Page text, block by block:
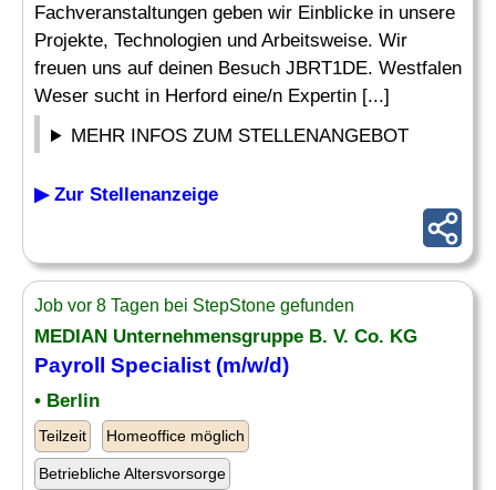
Fachveranstaltungen geben wir Einblicke in unsere
Projekte, Technologien und Arbeitsweise. Wir
freuen uns auf deinen Besuch JBRT1DE. Westfalen
Weser sucht in Herford eine/n Expertin [...]
MEHR INFOS ZUM STELLENANGEBOT
▶ Zur Stellenanzeige
Job vor 8 Tagen bei StepStone gefunden
MEDIAN Unternehmensgruppe B. V. Co. KG
Payroll Specialist (m/w/d)
• Berlin
Teilzeit Homeoffice möglich
Betriebliche Altersvorsorge